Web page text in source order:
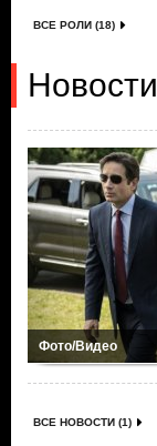
ВСЕ РОЛИ (18)
Новости
Фото/Видео
ВСЕ НОВОСТИ (1)